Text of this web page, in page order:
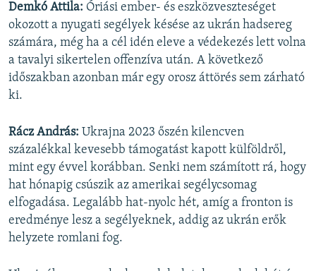
Demkó Attila: Óriási ember- és eszközveszteséget
okozott a nyugati segélyek késése az ukrán hadsereg
számára, még ha a cél idén eleve a védekezés lett volna
a tavalyi sikertelen offenzíva után. A következő
időszakban azonban már egy orosz áttörés sem zárható
ki.
Rácz András: Ukrajna 2023 őszén kilencven
százalékkal kevesebb támogatást kapott külföldről,
mint egy évvel korábban. Senki nem számított rá, hogy
hat hónapig csúszik az amerikai segélycsomag
elfogadása. Legalább hat-nyolc hét, amíg a fronton is
eredménye lesz a segélyeknek, addig az ukrán erők
helyzete romlani fog.